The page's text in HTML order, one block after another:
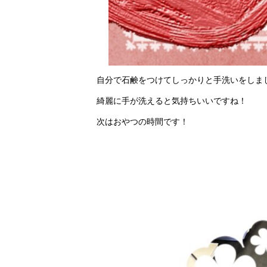
自分で石鹸をつけてしっかりと手洗いをしま
綺麗に手が洗えると気持ちいいですね！
次はおやつの時間です！